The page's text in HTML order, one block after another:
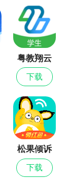
日金币转零
粤教翔云
数字教材
应用平台
下载
松果倾诉
下载